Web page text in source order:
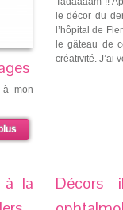
à mon
le décor du
l’hôpital de
le gâteau de
créativité. J’ai
à la
Décors